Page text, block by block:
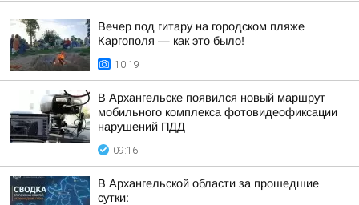
Вечер под гитару на городском пляже
Каргополя — как это было!
10:19
В Архангельске появился новый маршрут
мобильного комплекса фотовидеофиксации
нарушений ПДД
09:16
В Архангельской области за прошедшие
сутки: